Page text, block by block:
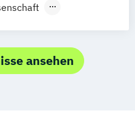
Musik
ansehen